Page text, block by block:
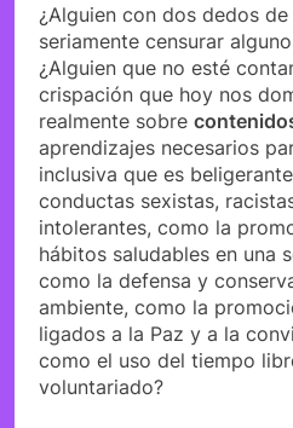
¿Alguien con dos dedos
seriamente censurar
¿Alguien que no esté
crispación que hoy nos
realmente sobre
aprendizajes necesarios
inclusiva que es
conductas sexistas,
intolerantes, como la
hábitos saludables en una
como la defensa y
ambiente, como la
ligados a la Paz y a la
como el uso del tiempo
voluntariado?